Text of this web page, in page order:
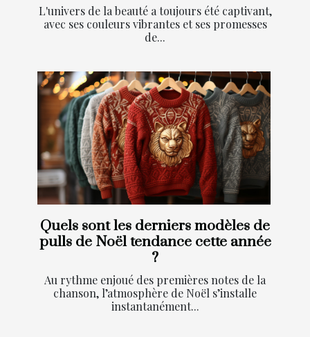
L'univers de la beauté a toujours été captivant,
avec ses couleurs vibrantes et ses promesses
de...
Quels sont les derniers modèles de
pulls de Noël tendance cette année
?
Au rythme enjoué des premières notes de la
chanson, l’atmosphère de Noël s’installe
instantanément...